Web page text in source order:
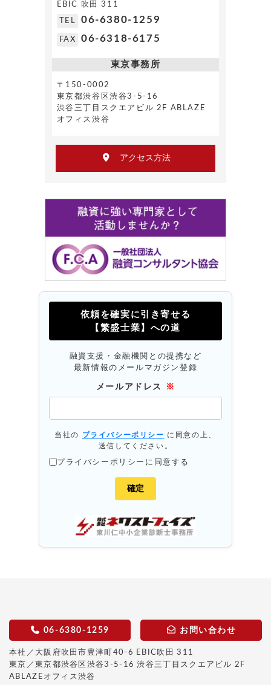
EBIC 吹田 311
TEL 06-6380-1259
FAX 06-6318-6175
東京事務所
〒150-0002
東京都渋谷区渋谷3-5-16
渋谷三丁目スクエアビル 2F ABLAZE
オフィス渋谷
アクセス方法
依頼を確実に引き寄せる
【繁盛士業】への道
融資支援・金融機関との提携など
最新情報のメールマガジン登録
メールアドレス ※
当社の プライバシーポリシー に同意の上、
送信してください。
プライバシーポリシーに同意する
06-6380-1259 お問い合わせ
本社／大阪府吹田市豊津町40-6 EBIC吹田 311
東京／東京都渋谷区渋谷3-5-16 渋谷三丁目スクエアビル 2F
ABLAZEオフィス渋谷